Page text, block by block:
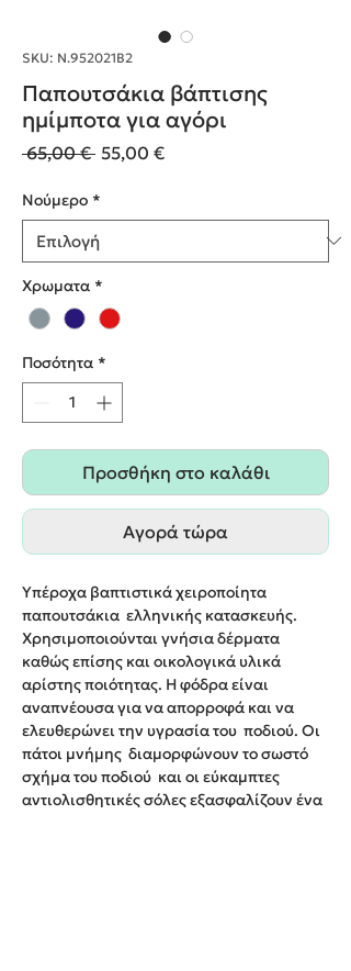
SKU: Ν.952021Β2
Παπουτσάκια βάπτισης
ημίμποτα για αγόρι
65,00 € Κανονική
55,00 €Τιμή
Nούμερο *
Χρωματα *
Ποσότητα *
Προσθήκη στο καλάθι
Αγορά τώρα
Υπέροχα βαπτιστικά χειροποίητα
παπουτσάκια ελληνικής κατασκευής.
Χρησιμοποιούνται γνήσια δέρματα
καθώς επίσης και οικολογικά υλικά
αρίστης ποιότητας. Η φόδρα είναι
αναπνέουσα για να απορροφά και να
ελευθερώνει την υγρασία του ποδιού. Οι
πάτοι μνήμης διαμορφώνουν το σωστό
σχήμα του ποδιού και οι εύκαμπτες
αντιολισθητικές σόλες εξασφαλίζουν ένα